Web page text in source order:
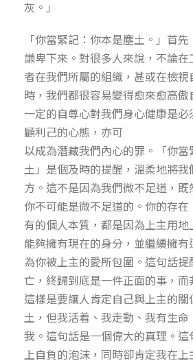
灰。」
「你當緊記：你本是塵土。」首
謙卑下來。對很多人來說，不論
者在我們所屬的組織，甚或在檢
時，我們都很容易變得愈來愈高
一定的自尊心對我們身心健康是
顧利己的心態，亦可
以成為潛藏我們內心的罪。「你
土」是個及時的提醒，溫柔地將
方。這不是因為我們微不足道，既
你不可能是微不足道的。你的存
有的個人本質，都是因為上主用
能夠擁有現在的身分，並繼續擁
為你被上主的愛所包圍。這句話
亡，終歸到底是一件正面的事，
這樣是要讓人肯定自己與上主的
土，但我活着、我走動、我有生命
我。這句話是一個偉大的真理。
上自負的泡沫，同時卻肯定我在上